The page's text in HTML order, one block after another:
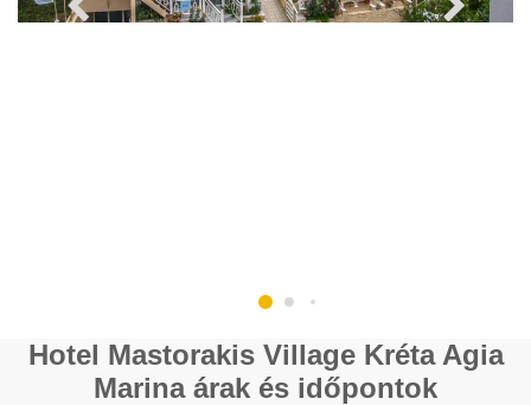
Hotel Mastorakis Village Kréta Agia
Marina árak és időpontok